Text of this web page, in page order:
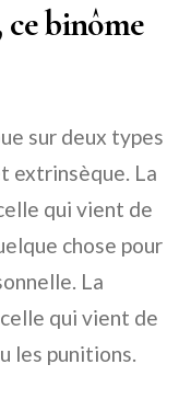
binôme
sur deux types
extrinsèque. La
qui vient de
chose pour
La
qui vient de
les punitions.